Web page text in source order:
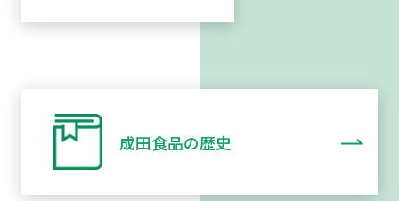
成田食品の歴史